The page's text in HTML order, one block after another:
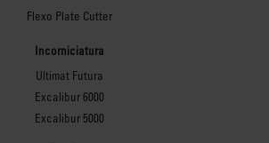
Flexo Plate Cutter
Incorniciatura
Ultimat Futura
Excalibur 6000
Excalibur 5000